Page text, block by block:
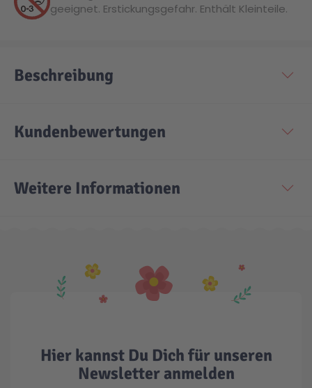
Aktion
Seltene Artikel
geeignet. Erstickungsgefahr. Enthält Kleinteile.
Beschreibung
Kundenbewertungen
Weitere Informationen
Hier kannst Du Dich für unseren
Newsletter anmelden